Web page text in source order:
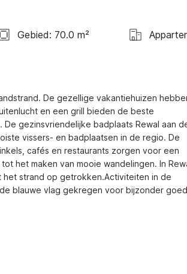
Gebied: 70.0 m²
De gezellige vakantiehuizen
en een grill bieden de beste
gezinsvriendelijke badplaats Rewal aan
vissers- en badplaatsen in de regio. De
cafés en restaurants zorgen voor een
het maken van mooie wandelingen. In
strand op getrokken.Activiteiten in de
blauwe vlag gekregen voor bijzonder